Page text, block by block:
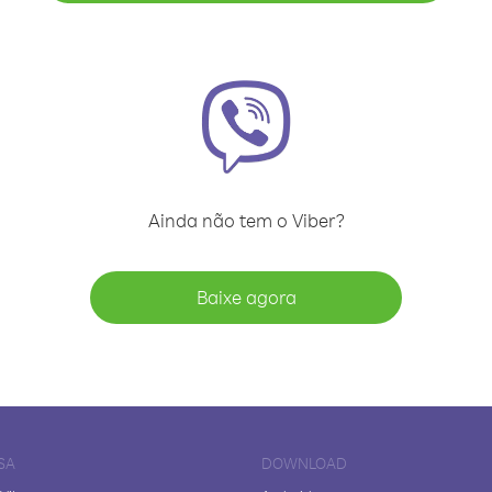
Ainda não tem o Viber?
Baixe agora
DOWNLOAD